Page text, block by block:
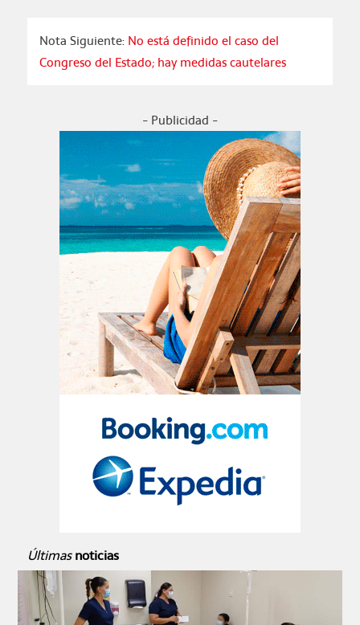
Nota Siguiente: No está definido el caso del
Congreso del Estado; hay medidas cautelares
- Publicidad -
Últimas noticias